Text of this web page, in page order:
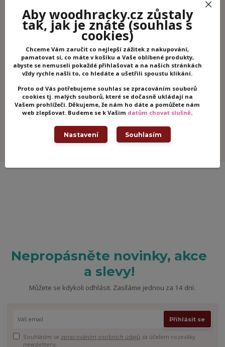
DJECO Samolepky princezna
90 Kč/ks
Skladem -
odesíláme ihned
Přidat do košíku
DJECO
110 Kč
Nepropásněte novinky, akce
a slevy!
Můžete se kdykoli odhlásit. Zasíláme jednou za 14 dní.
Přihlásit se
Souhlasím se zpracováním osobních údajů za účelem rozesílky
newsletteru.
Aby woodhracky.cz zůstaly
tak, jak je znáte(souhlas s
cookies)
Chceme Vám zaručit co nejlepší zážitek z nakupování,
pamatovat si, co máte v košíku a Vaše oblíbené produkty,
abyste se nemuseli pokaždé přihlašovat a na našich stránkách
vždy rychle našli to, co hledáte a ušetřili spoustu klikání.
Proto od Vás potřebujeme souhlas se zpracováním souborů
cookies tj. malých souborů, které se dočasně ukládají na
Vašem prohlížeči. Děkujeme, že nám ho dáte a pomůžete nám
web zlepšovat. Budeme se k Vašim datům chovat slušně.
Nastavení Souhlasím